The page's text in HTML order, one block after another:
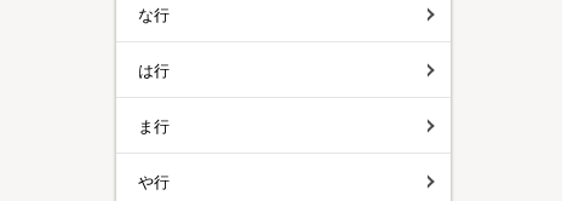
な行
は行
ま行
や行